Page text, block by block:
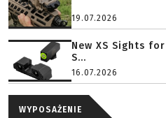
19.07.2026
New XS Sights
S...
16.07.2026
WYPOSAŻENIE